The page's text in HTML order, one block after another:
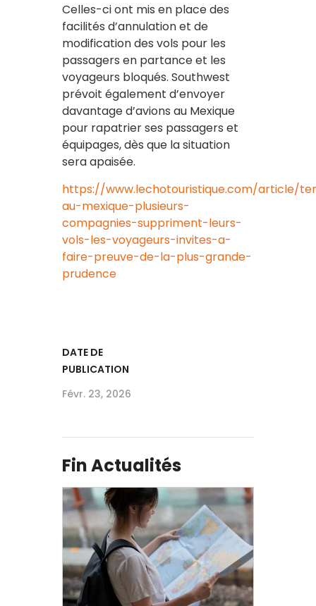
Celles-ci ont mis en place des
facilités d’annulation et de
modification des vols pour les
passagers en partance et les
voyageurs bloqués. Southwest
prévoit également d’envoyer
davantage d’avions au Mexique
pour rapatrier ses passagers et
équipages, dès que la situation
sera apaisée.
https://www.lechotouristique.com/article/
au-mexique-plusieurs-
compagnies-suppriment-leurs-
vols-les-voyageurs-invites-a-
faire-preuve-de-la-plus-grande-
prudence
DATE DE
PUBLICATION
Févr. 23, 2026
Fin Actualités